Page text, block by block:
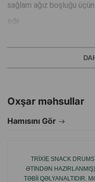
sağlam ağız boşluğu
edir.
lağım yeminin təzəliyini
Şəkər, süni
Oxşar məhsullar
Hamısını Gör
TRIXIE SNACK
ƏTINDƏN
TƏBII QƏLYANALTIDIR.